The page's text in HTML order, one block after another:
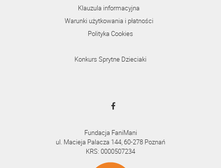
Klauzula informacyjna
Warunki użytkowania i płatności
Polityka Cookies
Konkurs Sprytne Dzieciaki
Fundacja FaniMani
ul. Macieja Palacza 144, 60-278 Poznań
KRS: 0000507234